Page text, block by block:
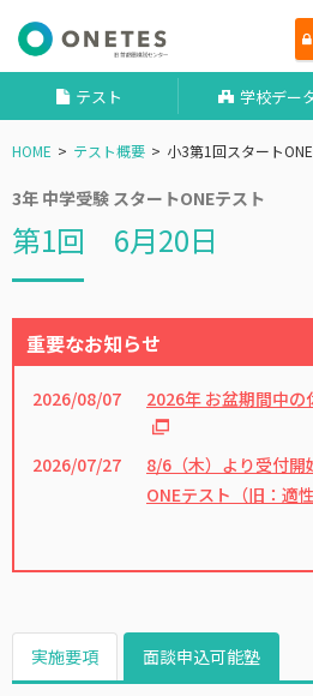
テスト 学校デー
HOME テスト概要 小3第1回スタート
3年 中学受験 スタートONEテスト
第1回 6月20日
重要なお知らせ
2026/08/07 2026年 お盆期間中
2026/07/27
8/6（木）より受付
ONEテスト（旧：適
実施要項 面談申込可能塾